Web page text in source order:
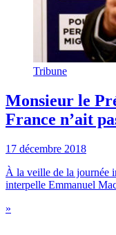
Tribune
Monsieur le
France n’ait
17 décembre 2018
À la veille de la journée
interpelle Emmanuel
»